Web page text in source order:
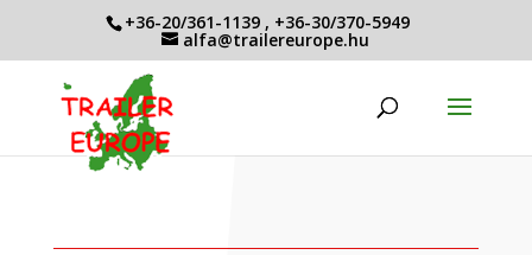
+36-20/361-1139 , +36-30/370-5949
alfa@trailereurope.hu